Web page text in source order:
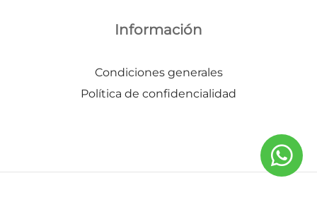
Información
Condiciones generales
Política de confidencialidad